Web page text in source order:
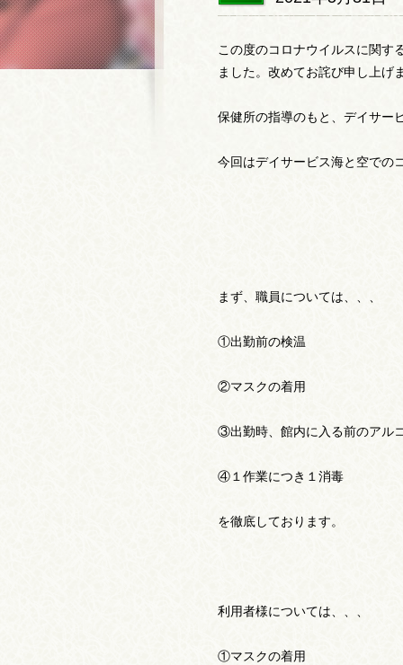
この度のコロナウイルスに関す
ました。改めてお詫び申し上げ
保健所の指導のもと、デイサー
今回はデイサービス海と空での
まず、職員については、、、
①出勤前の検温
②マスクの着用
③出勤時、館内に入る前のアル
④１作業につき１消毒
を徹底しております。
利用者様については、、、
①マスクの着用